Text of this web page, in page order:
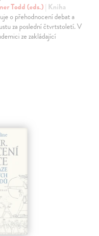
Todd (eds.)| Kniha
o přehodnocení debat a
za poslední čtvrtstoletí. V
ze zakládající